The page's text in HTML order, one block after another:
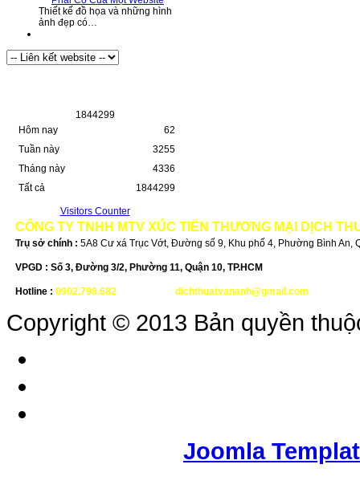
Thiết kế đồ họa và những hình
ảnh đẹp có…
1844299
Hôm nay
Tuần này
Tháng này
Tất cả
62
3255
4336
1844299
Visitors Counter
CÔNG TY TNHH MTV XÚC TIẾN THƯƠNG MẠI DỊCH
Trụ sở chính : 5A8 Cư xá Trục Vớt, Đường số 9, Khu phố 4, Phường Bình An,
VPGD : Số 3, Đường 3/2, Phường 11, Quận 10, TP.HCM
Hotline : 0902.798.682 dichthuatvananh@gmail.com
Copyright © 2013 Bản quyền
Joomla